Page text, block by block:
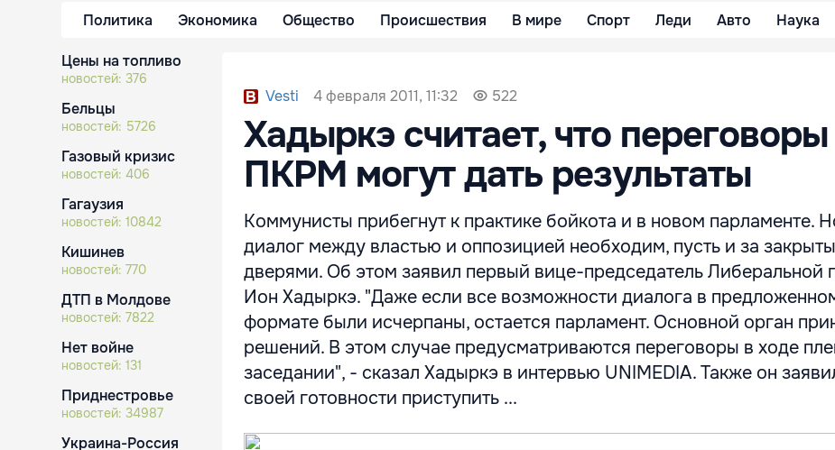
Политика Экономика Общество Происшествия В мире Спорт Леди Авто Наука
Цены на топливо
новостей: 376
Бельцы
новостей: 5726
Газовый кризис
новостей: 406
Гагаузия
новостей: 10842
Кишинев
новостей: 770
ДТП в Молдове
новостей: 7822
Нет войне
новостей: 131
Приднестровье
новостей: 34987
Украина-Россия
Vesti 4 февраля 2011, 11:32 522
Хадыркэ считает, что
ПКРМ могут дать результаты
Коммунисты прибегнут к практике бойкота и в новом парламенте.
диалог между властью и оппозицией необходим, пусть и за
дверями. Об этом заявил первый вице-председатель Либеральной
Ион Хадыркэ. "Даже если все возможности диалога в
формате были исчерпаны, остается парламент. Основной орган
решений. В этом случае предусматриваются переговоры в ходе
заседании", - сказал Хадыркэ в интервью UNIMEDIA. Также он
своей готовности приступить ...